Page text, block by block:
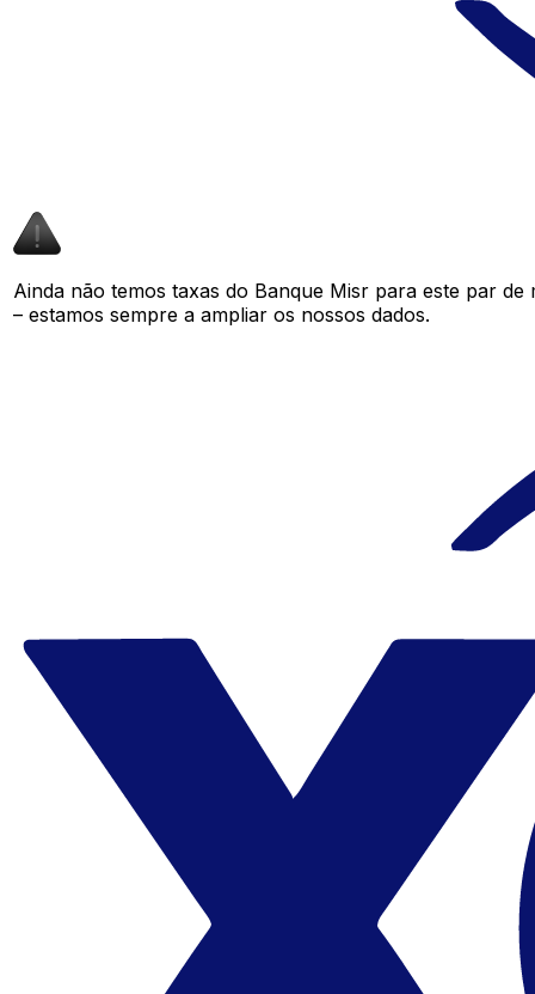
Ainda não temos taxas do Banque Misr para este par
– estamos sempre a ampliar os nossos dados.